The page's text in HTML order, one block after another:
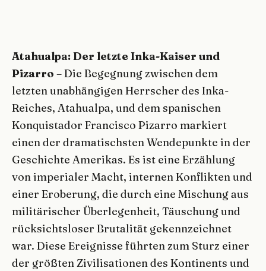
Atahualpa: Der letzte Inka-Kaiser und
Pizarro – Die Begegnung zwischen dem
letzten unabhängigen Herrscher des Inka-
Reiches, Atahualpa, und dem spanischen
Konquistador Francisco Pizarro markiert
einen der dramatischsten Wendepunkte in der
Geschichte Amerikas. Es ist eine Erzählung
von imperialer Macht, internen Konflikten und
einer Eroberung, die durch eine Mischung aus
militärischer Überlegenheit, Täuschung und
rücksichtsloser Brutalität gekennzeichnet
war. Diese Ereignisse führten zum Sturz einer
der größten Zivilisationen des Kontinents und